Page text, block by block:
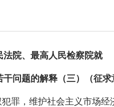
法院、最高人民检察院就
问题的解释（三）（征
，维护社会主义市场经